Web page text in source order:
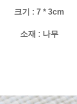
크기 : 7 * 3cm
소재 : 나무